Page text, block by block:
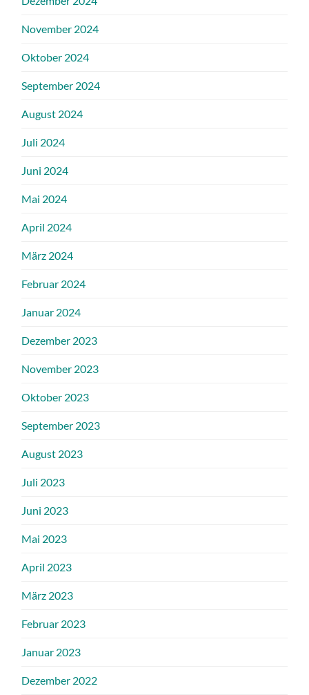
November 2024
Oktober 2024
September 2024
August 2024
Juli 2024
Juni 2024
Mai 2024
April 2024
März 2024
Februar 2024
Januar 2024
Dezember 2023
November 2023
Oktober 2023
September 2023
August 2023
Juli 2023
Juni 2023
Mai 2023
April 2023
März 2023
Februar 2023
Januar 2023
Dezember 2022